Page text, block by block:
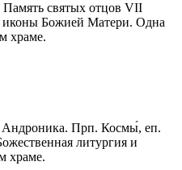
Память святых отцов VII
иконы Божией Матери. Одна
храме.
Прп. Космы́, еп.
литургия и
храме.